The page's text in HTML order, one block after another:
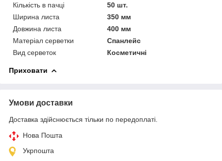
Кількість в пачці
50 шт.
Ширина листа
350 мм
Довжина листа
400 мм
Матеріал серветки
Спанлейс
Вид серветок
Косметичні
Приховати
Умови доставки
Доставка здійснюється тільки по передоплаті.
Нова Пошта
Укрпошта